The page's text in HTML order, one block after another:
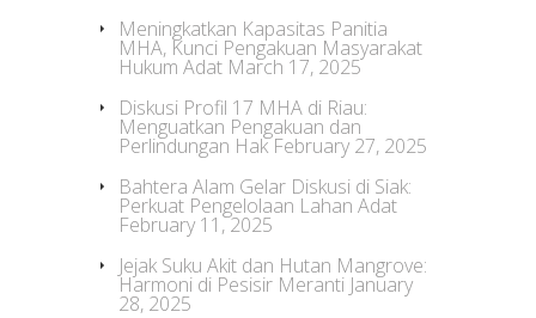
Meningkatkan Kapasitas Panitia
MHA, Kunci Pengakuan Masyarakat
Hukum Adat March 17, 2025
Diskusi Profil 17 MHA di Riau:
Menguatkan Pengakuan dan
Perlindungan Hak February 27, 2025
Bahtera Alam Gelar Diskusi di Siak:
Perkuat Pengelolaan Lahan Adat
February 11, 2025
Jejak Suku Akit dan Hutan Mangrove:
Harmoni di Pesisir Meranti January
28, 2025